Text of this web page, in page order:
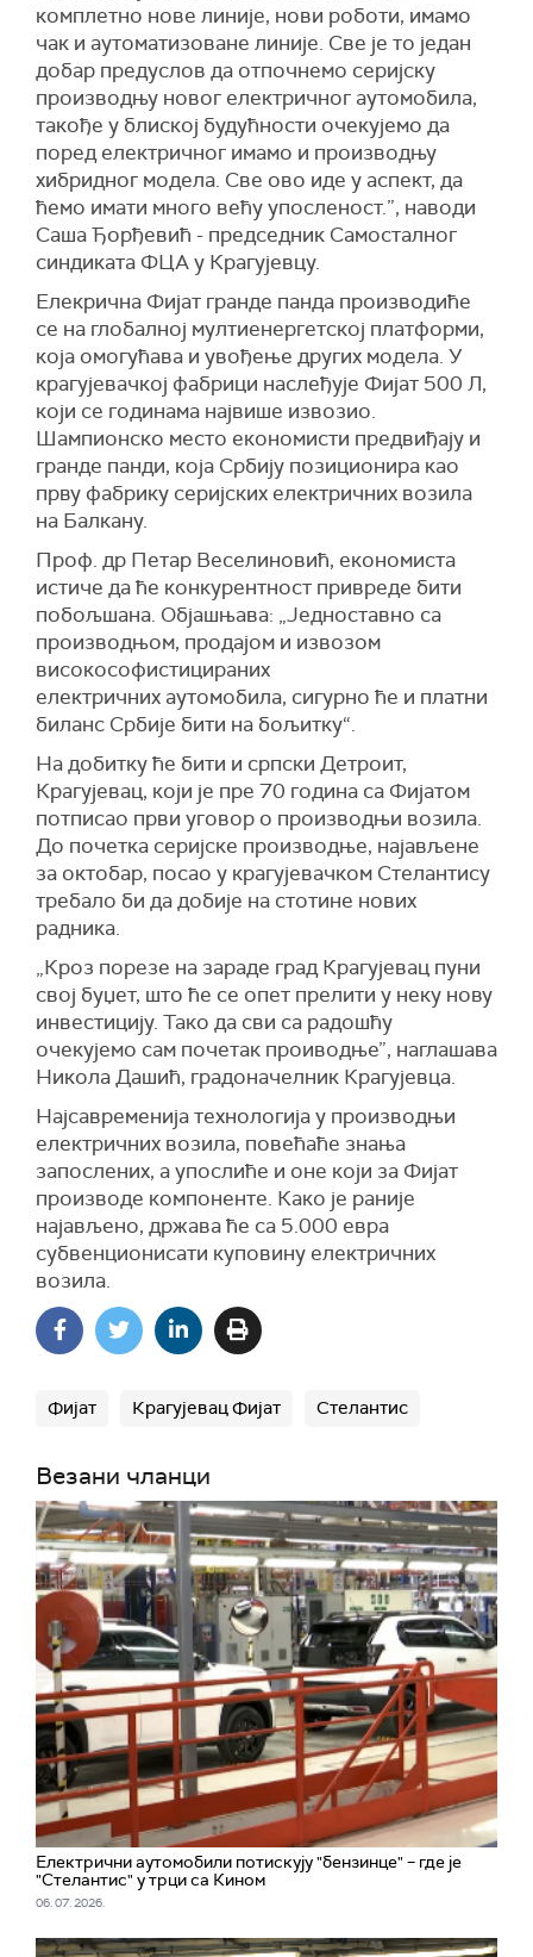
комплетно нове линије, нови роботи, имамо
чак и аутоматизоване линије. Све је то један
добар предуслов да отпочнемо серијску
производњу новог електричног аутомобила,
такође у блиској будућности очекујемо да
поред електричног имамо и производњу
хибридног модела. Све ово иде у аспект, да
ћемо имати много већу упосленост.”, наводи
Саша Ђорђевић - председник Самосталног
синдиката ФЦА у Крагујевцу.
Елекрична Фијат гранде панда производиће
се на глобалној мултиенергетској платформи,
која омогућава и увођење других модела. У
крагујевачкој фабрици наслеђује Фијат 500 Л,
који се годинама највише извозио.
Шампионско место економисти предвиђају и
гранде панди, која Србију позиционира као
прву фабрику серијских електричних возила
на Балкану.
Проф. др Петар Веселиновић, економиста
истиче да ће конкурентност привреде бити
побољшана. Објашњава: „Једноставно са
производњом, продајом и извозом
високософистицираних
електричних аутомобила, сигурно ће и платни
биланс Србије бити на бољитку“.
На добитку ће бити и српски Детроит,
Крагујевац, који је пре 70 година са Фијатом
потписао први уговор о производњи возила.
До почетка серијске производње, најављене
за октобар, посао у крагујевачком Стелантису
требало би да добије на стотине нових
радника.
„Кроз порезе на зараде град Крагујевац пуни
свој буџет, што ће се опет прелити у неку нову
инвестицију. Тако да сви са радошћу
очекујемо сам почетак проиводње”, наглашава
Никола Дашић, градоначелник Крагујевца.
Најсавременија технологија у производњи
електричних возила, повећаће знања
запослених, а упослиће и оне који за Фијат
производе компоненте. Како је раније
најављено, држава ће са 5.000 евра
субвенционисати куповину електричних
возила.
Фијат Крагујевац Фијат Стелантис
Везани чланци
Електрични аутомобили потискују "бензинце" – где је
"Стелантис" у трци са Кином
06. 07. 2026.